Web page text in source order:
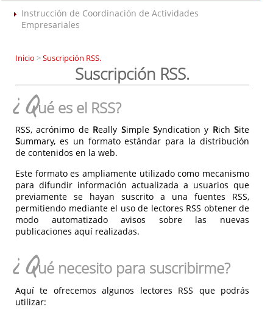
Instrucción de Coordinación de Actividades
Empresariales
Inicio >Suscripción RSS.
Suscripción RSS.
¿Qué es el RSS?
RSS, acrónimo de Really Simple Syndication y RichSite
Summary, es un formato estándar para la distribución
de contenidos en la web.
Este formato es ampliamente utilizado como mecanismo
para difundir información actualizada a usuarios que
previamente se hayan suscrito a una fuentes RSS,
permitiendo mediante el uso de lectores RSS obtener de
modo automatizado avisos sobre las nuevas
publicaciones aquí realizadas.
¿Qué necesito para suscribirme?
Aquí te ofrecemos algunos lectores RSS que podrás
utilizar: